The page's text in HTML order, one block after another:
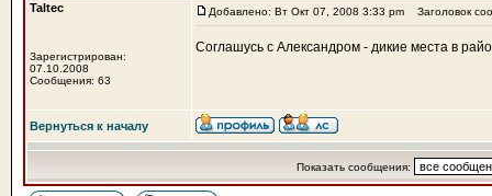
Taltec
Зарегистрирован:
07.10.2008
Сообщения: 63
Добавлено: Вт Окт 07, 2008 3:33 pm Заголовок
Соглашусь с Александром - дикие места в
Вернуться к началу
Показать сообщения: